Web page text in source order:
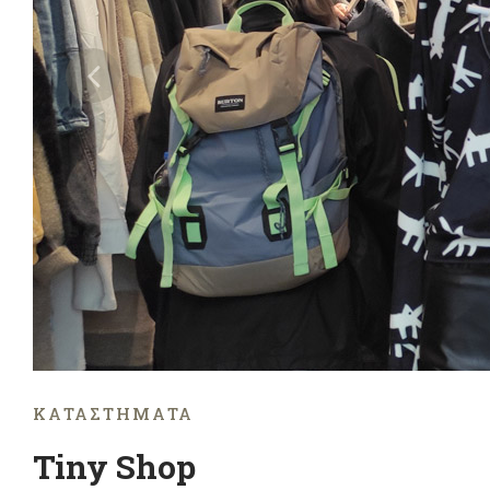
ΚΑΤΑΣΤΉΜΑΤΑ
Tiny Shop